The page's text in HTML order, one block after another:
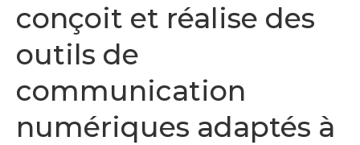
conçoit et réalise des
outils de
communication
numériques adaptés à